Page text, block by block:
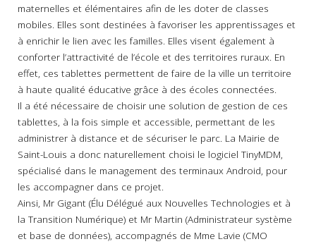
maternelles et élémentaires afin de les doter de classes
mobiles. Elles sont destinées à favoriser les apprentissages et
à enrichir le lien avec les familles. Elles visent également à
conforter l’attractivité de l’école et des territoires ruraux. En
effet, ces tablettes permettent de faire de la ville un territoire
à haute qualité éducative grâce à des écoles connectées.
Il a été nécessaire de choisir une solution de gestion de ces
tablettes, à la fois simple et accessible, permettant de les
administrer à distance et de sécuriser le parc. La Mairie de
Saint-Louis a donc naturellement choisi le logiciel TinyMDM,
spécialisé dans le management des terminaux Android, pour
les accompagner dans ce projet.
Ainsi, Mr Gigant (Élu Délégué aux Nouvelles Technologies et à
la Transition Numérique) et Mr Martin (Administrateur système
et base de données), accompagnés de Mme Lavie (CMO